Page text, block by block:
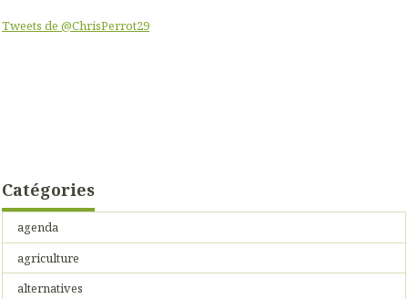
Tweets de @ChrisPerrot29
Catégories
agenda
agriculture
alternatives